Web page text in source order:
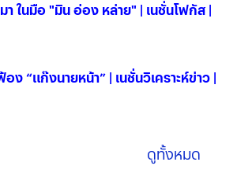
อ "มิน อ่อง หล่าย" | เนชั่นโฟกัส |
ง “แก๊งนายหน้า” | เนชั่นวิเคราะห์ข่าว |
ดูทั้งหมด